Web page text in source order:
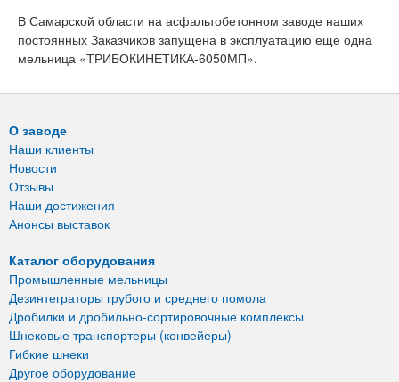
В Самарской области на асфальтобетонном заводе наших
постоянных Заказчиков запущена в эксплуатацию еще одна
мельница «ТРИБОКИНЕТИКА-6050МП».
О заводе
Наши клиенты
Новости
Отзывы
Наши достижения
Анонсы выставок
Каталог оборудования
Промышленные мельницы
Дезинтеграторы грубого и среднего помола
Дробилки и дробильно-сортировочные комплексы
Шнековые транспортеры (конвейеры)
Гибкие шнеки
Другое оборудование